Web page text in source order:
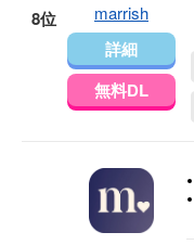
8位 marrish
詳細
無料DL